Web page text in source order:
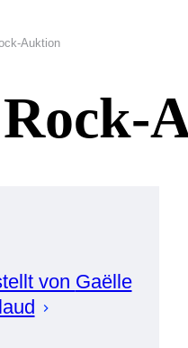
Auktion
von Gaëlle